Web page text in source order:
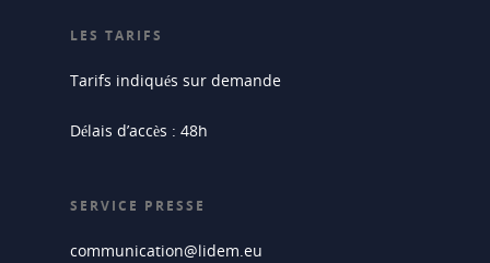
LES TARIFS
Tarifs indiqués sur demande
Délais d’accès : 48h
SERVICE PRESSE
communication@lidem.eu